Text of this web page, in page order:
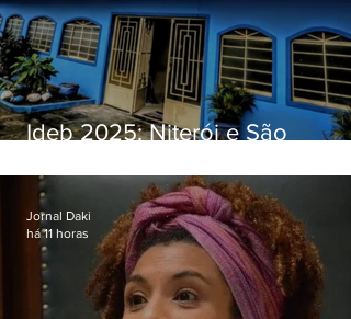
Ideb 2025: Niterói e São
distintos no ensino médio; veja
Jornal Daki
há 11 horas